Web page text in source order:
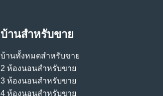
บ้านสําหรับขาย
บ้านทั้งหมดสําหรับขาย
2 ห้องนอนสําหรับขาย
3 ห้องนอนสําหรับขาย
4 ห้องนอนสําหรับขาย